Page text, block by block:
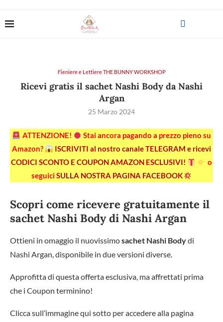
Fieniere e Lettiere THE BUNNY WORKSHOP
Ricevi gratis il sachet Nashi Body da Nashi
Argan
25 Marzo 2024
ATTENZIONE!
Stai ancora pagando a prezzo pieno su
Amazon?
ISCRIVITI al nostro canale TELEGRAM e ricevi
CODICI SCONTO E COUPON AMAZON ESCLUSIVI!
o
seguiciSULLA NOSTRA PAGINA FACEBOOK
Scopri come ricevere gratuitamente il
sachet Nashi Body di Nashi Argan
Ottieni in omaggio il nuovissimosachet Nashi Bodydi
Nashi Argan, disponibile in due versioni diverse.
Approfitta di questa offerta esclusiva, ma affrettati prima
che i Coupon terminino!
Clicca sull’immagine qui sotto per accedere alla pagina